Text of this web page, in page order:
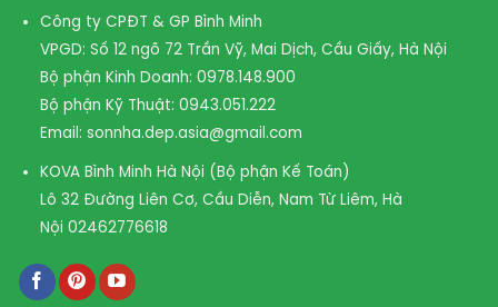
Công ty CPĐT & GP Bình Minh
VPGD: Số 12 ngõ 72 Trần Vỹ, Mai Dịch, Cầu Giấy, Hà Nội
Bộ phận Kinh Doanh: 0978.148.900
Bộ phận Kỹ Thuật: 0943.051.222
Email: sonnha.dep.asia@gmail.com
KOVA Bình Minh Hà Nội (Bộ phận Kế Toán)
Lô 32 Đường Liên Cơ, Cầu Diễn, Nam Từ Liêm, Hà
Nội 02462776618